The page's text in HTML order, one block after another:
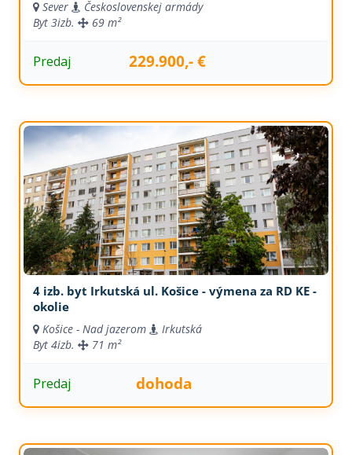
Sever
Československej armády
Byt 3izb. 69 m²
Predaj 229.900,- €
4 izb. byt Irkutská ul. Košice - výmena za RD KE -
okolie
Košice - Nad jazerom
Irkutská
Byt 4izb. 71 m²
Predaj dohoda